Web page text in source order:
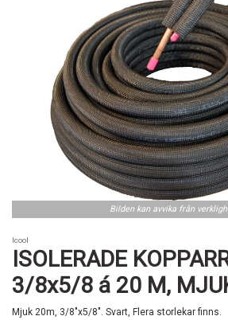
Bilden kan avvika från
Icool
ISOLERADE
3/8x5/8 á 20 M,
Mjuk 20m, 3/8"x5/8". Svart, Flera storlekar finns.